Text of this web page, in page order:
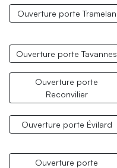
Ouverture porte Tramelan
Ouverture porte Tavannes
Ouverture porte
Reconvilier
Ouverture porte Évilard
Ouverture porte